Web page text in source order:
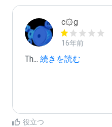
c۞g
16年前
Th... 続きを読む
役立つ